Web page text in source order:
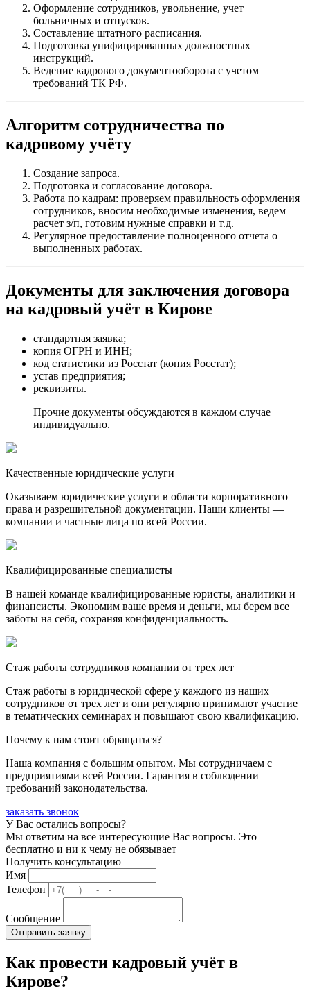
Оформление сотрудников, увольнение, учет
больничных и отпусков.
Составление штатного расписания.
Подготовка унифицированных должностных
инструкций.
Ведение кадрового документооборота с учетом
требований ТК РФ.
Алгоритм сотрудничества по
кадровому учёту
Создание запроса.
Подготовка и согласование договора.
Работа по кадрам: проверяем правильность оформления
сотрудников, вносим необходимые изменения, ведем
расчет з/п, готовим нужные справки и т.д.
Регулярное предоставление полноценного отчета о
выполненных работах.
Документы для заключения договора
на кадровый учёт в Кирове
стандартная заявка;
копия ОГРН и ИНН;
код статистики из Росстат (копия Росстат);
устав предприятия;
реквизиты.
Прочие документы обсуждаются в каждом случае
индивидуально.
Качественные юридические услуги
Оказываем юридические услуги в области корпоративного
права и разрешительной документации. Наши клиенты —
компании и частные лица по всей России.
Квалифицированные специалисты
В нашей команде квалифицированные юристы, аналитики и
финансисты. Экономим ваше время и деньги, мы берем все
заботы на себя, сохраняя конфиденциальность.
Стаж работы сотрудников компании от трех лет
Стаж работы в юридической сфере у каждого из наших
сотрудников от трех лет и они регулярно принимают участие
в тематических семинарах и повышают свою квалификацию.
Почему к нам стоит обращаться?
Наша компания с большим опытом. Мы сотрудничаем с
предприятиями всей России. Гарантия в соблюдении
требований законодательства.
заказать звонок
У Вас остались вопросы?
Мы ответим на все интересующие Вас вопросы. Это
бесплатно и ни к чему не обязывает
Получить консультацию
Имя
Телефон
Сообщение
Как провести кадровый учёт в
Кирове?